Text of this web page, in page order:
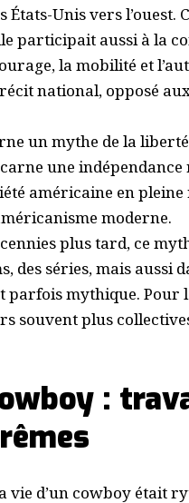
Unis vers l’ouest.
participait aussi à la
la mobilité et
national, opposé
un mythe de la
une indépendance
américaine en
moderne.
plus tard, ce
des séries, mais aussi
parfois mythique. Pour
souvent plus
:
vie d’un cowboy était